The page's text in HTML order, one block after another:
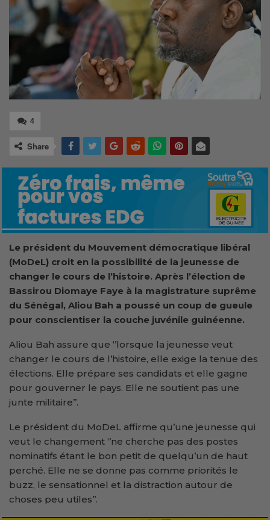
4
Share
Le président du Mouvement démocratique libéral
(MoDeL) croit en la possibilité de la jeunesse de
changer le cours de l’histoire. Après l’élection de
Bassirou Diomaye Faye à la magistrature suprême
du Sénégal, Aliou Bah a poussé un coup de gueule
pour conscientiser la couche juvénile guinéenne.
Aliou Bah assure que ‘’lorsque la jeunesse veut
changer le cours de l’histoire, elle exige la tenue des
élections. Elle prépare ses candidats et elle gagne
pour gouverner le pays. Elle ne soutient pas une
junte militaire’’.
Le président du MoDeL affirme qu’une jeunesse qui
veut le changement ‘’ne cherche pas des postes
nominatifs étant le bon petit de quelqu’un de haut
perché. Elle ne se donne pas comme priorités le
buzz, le sensationnel et la distraction autour de
choses peu utiles’’.